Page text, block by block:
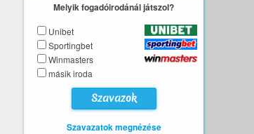
Melyik fogadóirodánál játszol?
Unibet
Sportingbet
Winmasters
másik iroda
Szavazatok megnézése